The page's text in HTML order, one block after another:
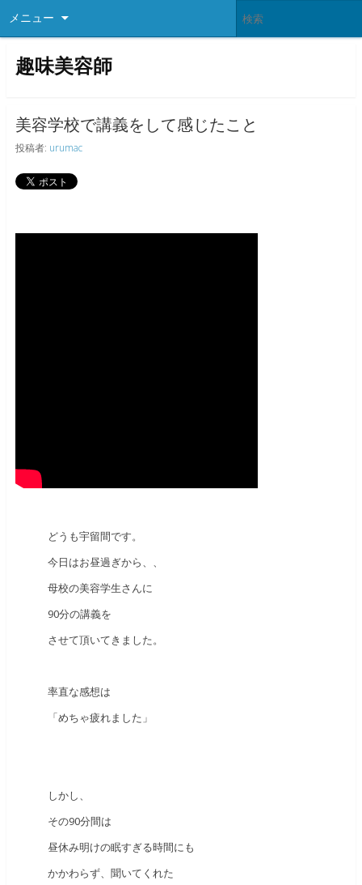
メニュー
趣味美容師
美容学校で講義をして感じたこと
投稿者: urumac
どうも宇留間です。
今日はお昼過ぎから、、
母校の美容学生さんに
90分の講義を
させて頂いてきました。
率直な感想は
「めちゃ疲れました」
しかし、
その90分間は
昼休み明けの眠すぎる時間にも
かかわらず、聞いてくれた